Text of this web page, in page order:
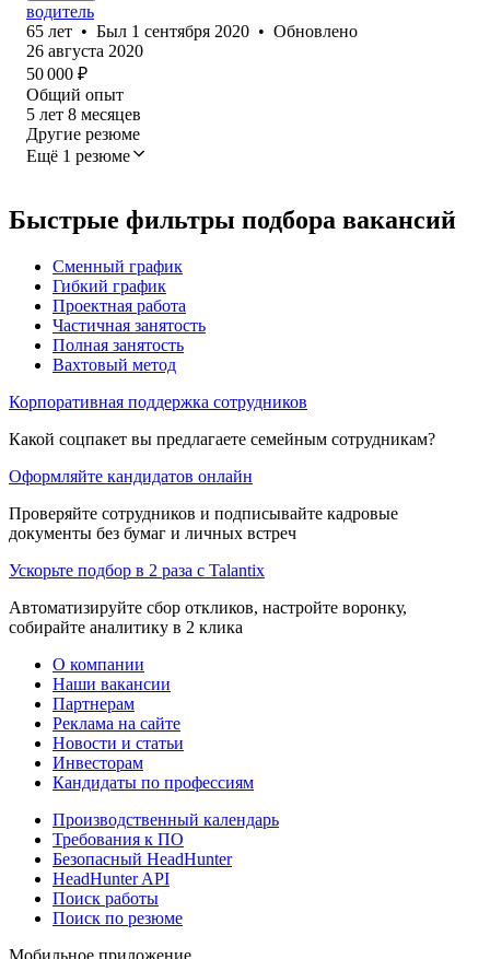
водитель
65 лет • Был 1 сентября 2020 • Обновлено
26 августа 2020
50 000 ₽
Общий опыт
5 лет 8 месяцев
Другие резюме
Ещё 1 резюме
Быстрые фильтры подбора вакансий
Сменный график
Гибкий график
Проектная работа
Частичная занятость
Полная занятость
Вахтовый метод
Корпоративная поддержка сотрудников
Какой соцпакет вы предлагаете семейным сотрудникам?
Оформляйте кандидатов онлайн
Проверяйте сотрудников и подписывайте кадровые
документы без бумаг и личных встреч
Ускорьте подбор в 2 раза с Talantix
Автоматизируйте сбор откликов, настройте воронку,
собирайте аналитику в 2 клика
О компании
Наши вакансии
Партнерам
Реклама на сайте
Новости и статьи
Инвесторам
Кандидаты по профессиям
Производственный календарь
Требования к ПО
Безопасный HeadHunter
HeadHunter API
Поиск работы
Поиск по резюме
Мобильное приложение